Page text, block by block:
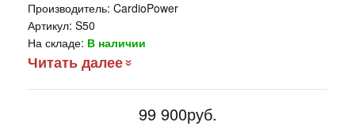
Производитель: CardioPower
Артикул: S50
На складе: В наличии
Читать далее
99 900руб.